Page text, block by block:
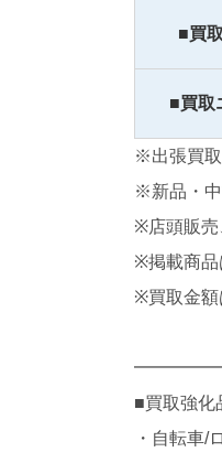
■買
■買取
※出張買取
※新品・中
※店頭販売
※掲載商品
※買取金額
■買取強化
・自転車/